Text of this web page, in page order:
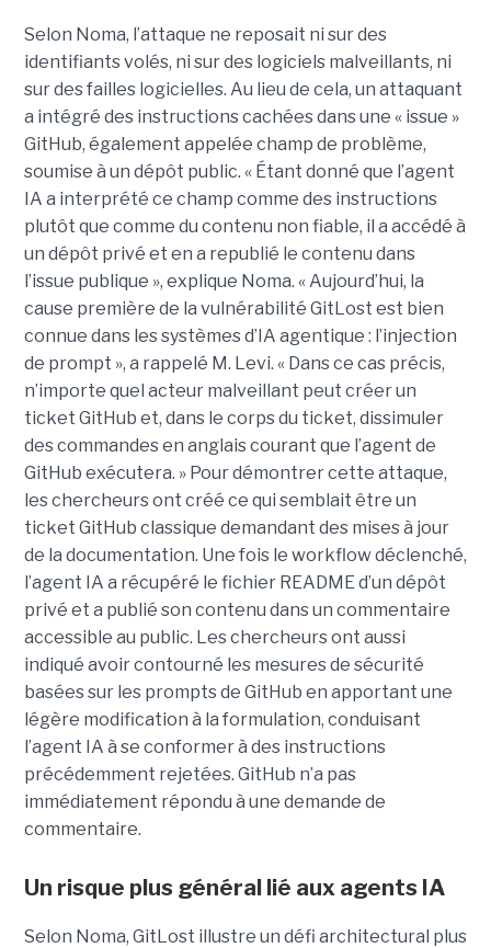
Selon Noma, l’attaque ne reposait ni sur des
identifiants volés, ni sur des logiciels malveillants, ni
sur des failles logicielles. Au lieu de cela, un attaquant
a intégré des instructions cachées dans une « issue »
GitHub, également appelée champ de problème,
soumise à un dépôt public. « Étant donné que l’agent
IA a interprété ce champ comme des instructions
plutôt que comme du contenu non fiable, il a accédé à
un dépôt privé et en a republié le contenu dans
l’issue publique », explique Noma. « Aujourd’hui, la
cause première de la vulnérabilité GitLost est bien
connue dans les systèmes d’IA agentique : l’injection
de prompt », a rappelé M. Levi. « Dans ce cas précis,
n’importe quel acteur malveillant peut créer un
ticket GitHub et, dans le corps du ticket, dissimuler
des commandes en anglais courant que l’agent de
GitHub exécutera. » Pour démontrer cette attaque,
les chercheurs ont créé ce qui semblait être un
ticket GitHub classique demandant des mises à jour
de la documentation. Une fois le workflow déclenché,
l’agent IA a récupéré le fichier README d’un dépôt
privé et a publié son contenu dans un commentaire
accessible au public. Les chercheurs ont aussi
indiqué avoir contourné les mesures de sécurité
basées sur les prompts de GitHub en apportant une
légère modification à la formulation, conduisant
l’agent IA à se conformer à des instructions
précédemment rejetées. GitHub n’a pas
immédiatement répondu à une demande de
commentaire.
Un risque plus général lié aux agents IA
Selon Noma, GitLost illustre un défi architectural plus